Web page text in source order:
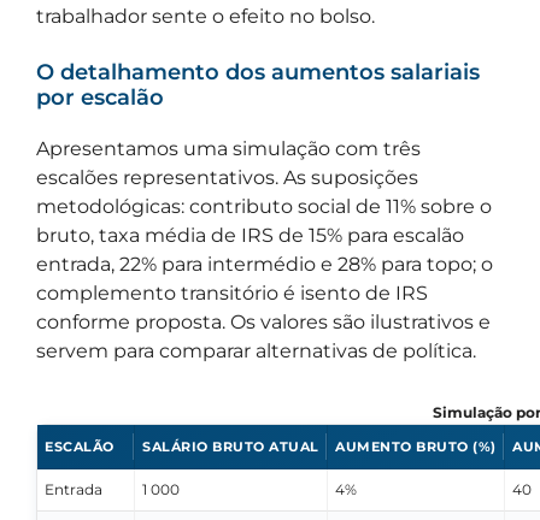
trabalhador sente o efeito no bolso.
O detalhamento dos aumentos salariais
por escalão
Apresentamos uma simulação com três
escalões representativos. As suposições
metodológicas: contributo social de 11% sobre o
bruto, taxa média de IRS de 15% para escalão
entrada, 22% para intermédio e 28% para topo; o
complemento transitório é isento de IRS
conforme proposta. Os valores são ilustrativos e
servem para comparar alternativas de política.
Simulação
ESCALÃO SALÁRIO BRUTO ATUAL AUMENTO BRUTO (%)
Entrada 1 000 4% 40